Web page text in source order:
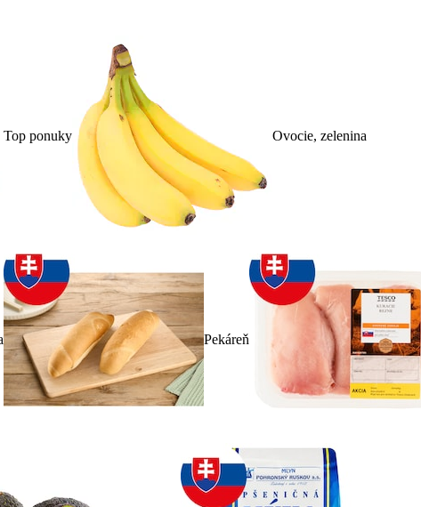
Top ponuky Ovocie, zelenina
Pekáreň